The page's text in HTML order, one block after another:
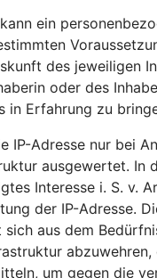
ein
des jeweiligen
oder des
in Erfahrung zu
IP-Adresse nur bei
ausgewertet. In
Interesse i. S. v.
der IP-Adresse.
sich aus dem
abzuwehren,
um gegen die